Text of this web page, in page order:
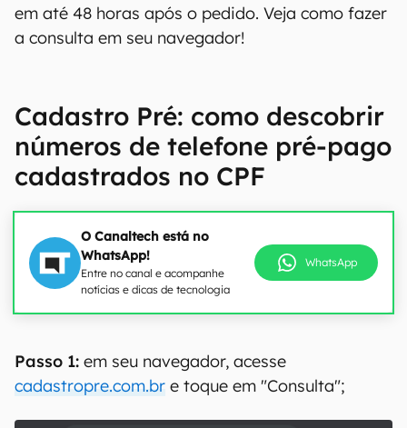
em até 48 horas após o pedido. Veja como fazer
a consulta em seu navegador!
Cadastro Pré: como descobrir
números de telefone pré-pago
cadastrados no CPF
O Canaltech está no
WhatsApp!
Entre no canal e acompanhe
notícias e dicas de tecnologia
WhatsApp